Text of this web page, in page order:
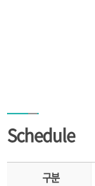
Schedule